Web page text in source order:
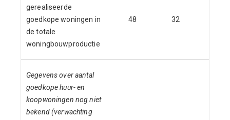
gerealiseerde
goedkope woningen in
de totale
woningbouwproductie
48 32
Gegevens over aantal
goedkope huur- en
koopwoningen nog niet
bekend (verwachting